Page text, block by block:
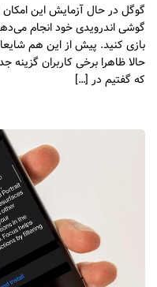
گوگل در حال آزمایش این
گوشی اندرویدی خود انجام
بازی کنید. پیش از این هم
حالا ظاهرا برخی کاربران
که گفتیم در […]